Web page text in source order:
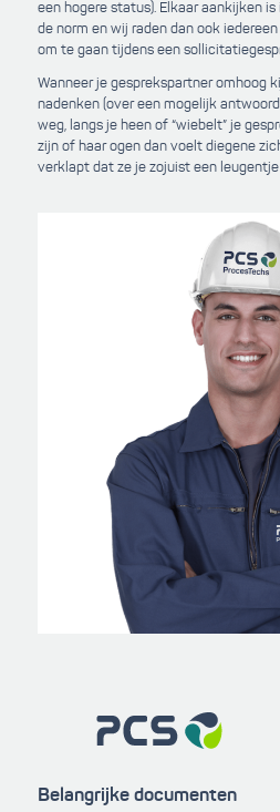
een hogere status). Elkaar aankijken
de norm en wij raden dan ook
om te gaan tijdens een
Wanneer je gesprekspartner omhoog
nadenken (over een mogelijk
weg, langs je heen of “wiebelt” je
zijn of haar ogen dan voelt diegene
verklapt dat ze je zojuist een
Belangrijke documenten